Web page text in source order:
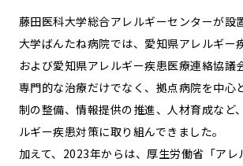
藤田医科大学総合アレルギーセンターが設
大学ばんたね病院では、愛知県アレルギー
および愛知県アレルギー疾患医療連絡協議
専門的な治療だけでなく、拠点病院を中心
制の整備、情報提供の推進、人材育成など
ルギー疾患対策に取り組んできました。
加えて、2023年からは、厚生労働省「アレ